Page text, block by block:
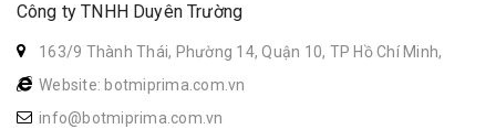
Công ty TNHH Duyên Trường
163/9 Thành Thái, Phường 14, Quận 10, TP Hồ Chí Minh,
Website: botmiprima.com.vn
info@botmiprima.com.vn